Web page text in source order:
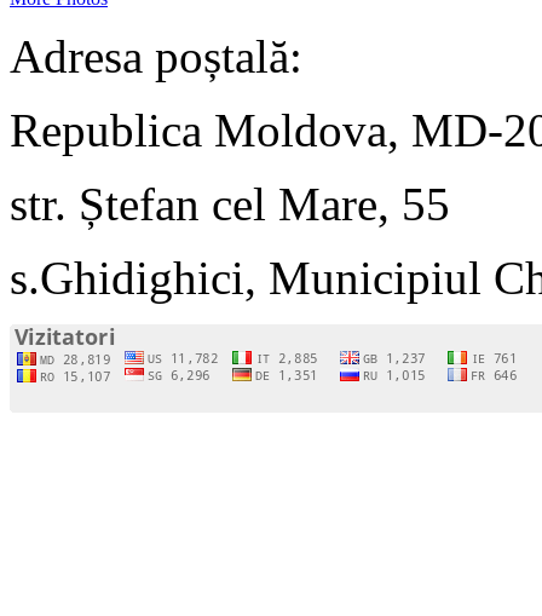
Adresa poștală:
Republica Moldova, MD-
str. Ștefan cel Mare, 55
s.Ghidighici, Municipiul